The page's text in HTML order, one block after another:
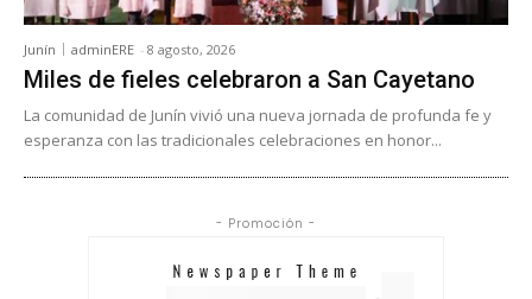
Junín adminERE - 8 agosto, 2026
Miles de fieles celebraron a San Cayetano
La comunidad de Junín vivió una nueva jornada de profunda fe y
esperanza con las tradicionales celebraciones en honor...
- Promoción -